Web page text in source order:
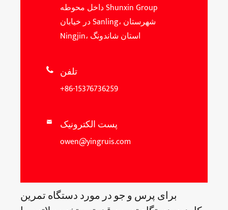
داخل محوطه Shunxin Group
در خیابان Sanling، شهرستان
Ningjin، استان شاندونگ
 تلفن
+86-15376736259
 پست الکترونیک
owen@yingruis.com
برای پرس و جو در مورد دستگاه تمرین